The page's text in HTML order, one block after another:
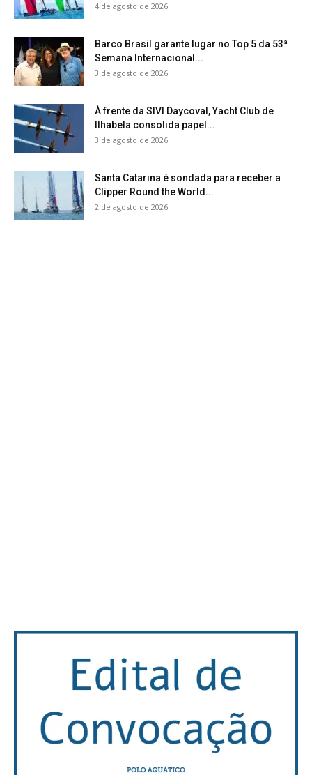
4 de agosto de 2026
Barco Brasil garante lugar no Top 5 da 53ª
Semana Internacional...
3 de agosto de 2026
À frente da SIVI Daycoval, Yacht Club de
Ilhabela consolida papel...
3 de agosto de 2026
Santa Catarina é sondada para receber a
Clipper Round the World...
2 de agosto de 2026